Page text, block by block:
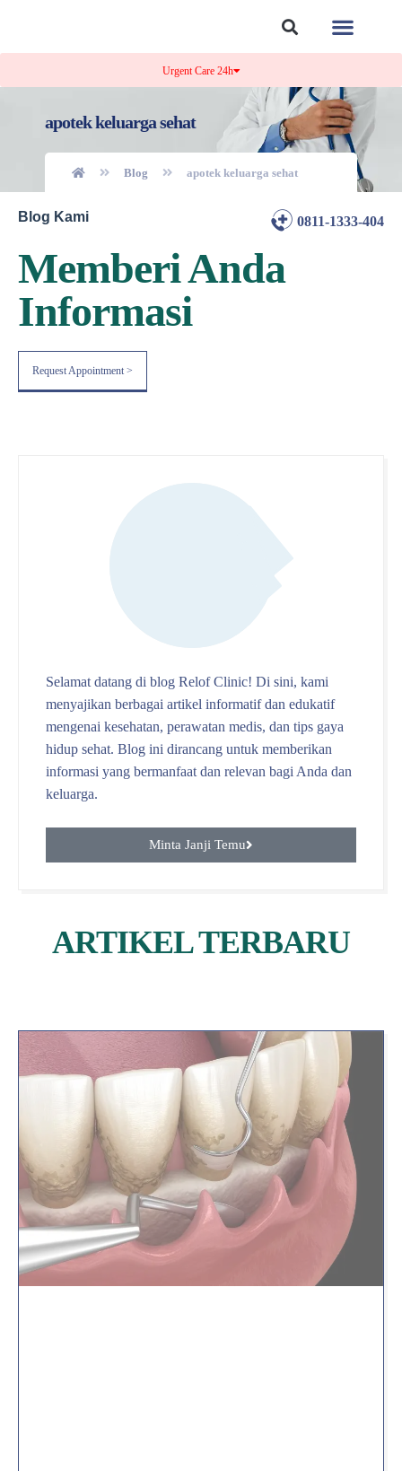
Urgent Care 24h
apotek keluarga sehat
Blog apotek keluarga sehat
Blog Kami 0811-1333-404
Memberi Anda
Informasi
Request Appointment >
Selamat datang di blog Relof Clinic! Di sini, kami
menyajikan berbagai artikel informatif dan edukatif
mengenai kesehatan, perawatan medis, dan tips gaya
hidup sehat. Blog ini dirancang untuk memberikan
informasi yang bermanfaat dan relevan bagi Anda dan
keluarga.
Minta Janji Temu
ARTIKEL TERBARU